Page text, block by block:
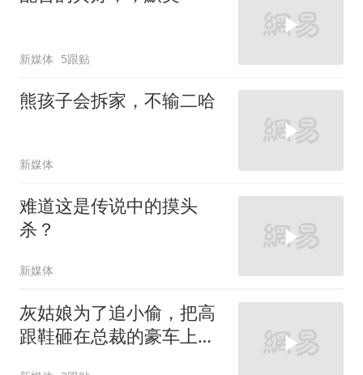
新媒体 5跟贴
熊孩子会拆家，不输二哈
新媒体
难道这是传说中的摸头
杀？
新媒体
灰姑娘为了追小偷，把高
跟鞋砸在总裁的豪车上，